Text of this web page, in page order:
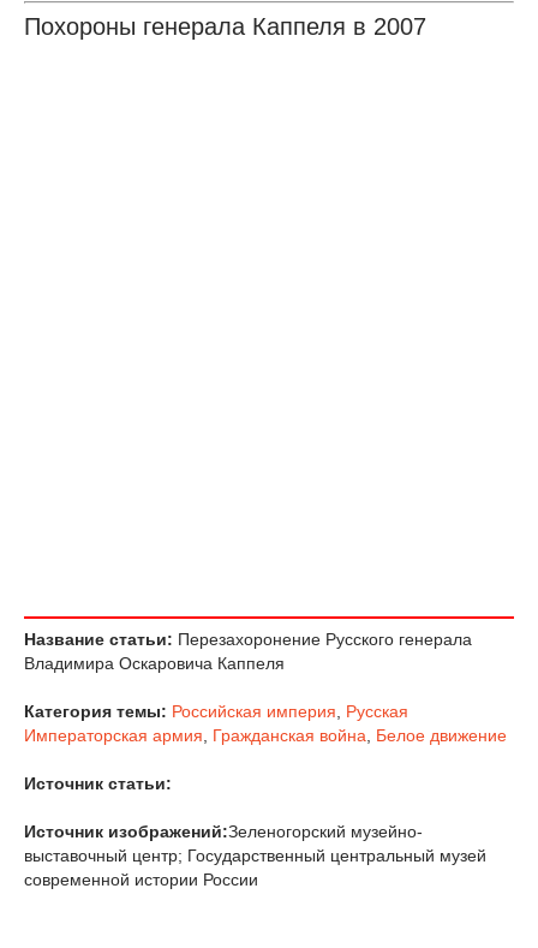
Похороны генерала Каппеля в 2007
Название статьи: Перезахоронение Русского генерала
Владимира Оскаровича Каппеля
Категория темы: Российская империя
Русская
Императорская армия
Гражданская война Белое движение
Источник статьи:
Источник изображений:Зеленогорский музейно-
выставочный центр; Государственный центральный музей
современной истории России